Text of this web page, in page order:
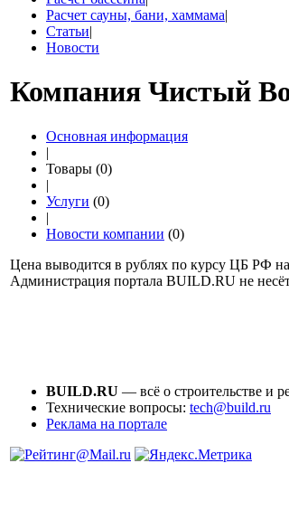
Расчет сауны, бани, хаммама|
Статьи|
Новости
Компания Чистый
Основная информация
|
Товары (0)
|
Услуги (0)
|
Новости компании (0)
Цена выводится в рублях по курсу ЦБ РФ
Администрация портала BUILD.RU не
BUILD.RU — всё о строительстве и
Технические вопросы: tech@build.ru
Реклама на портале